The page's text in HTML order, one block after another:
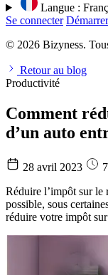
Langue :
Se connecter
© 2026 Bizyness.
Retour au blog
Productivité
Comment
d’un auto
28 avril 2023
Réduire l’impôt sur le
possible, sous
réduire votre impôt